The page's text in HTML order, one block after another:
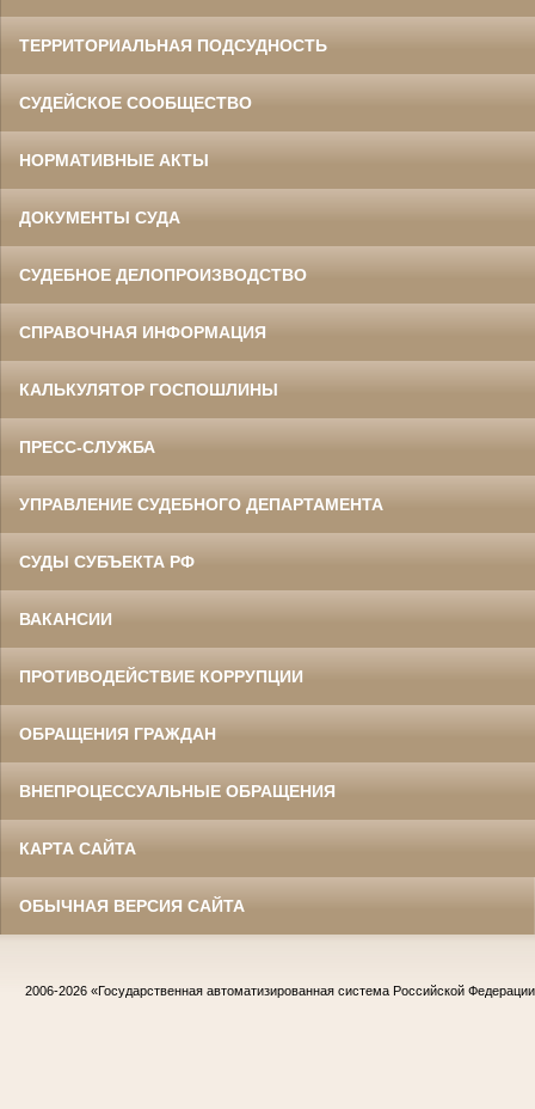
ТЕРРИТОРИАЛЬНАЯ ПОДСУДНОСТЬ
СУДЕЙСКОЕ СООБЩЕСТВО
НОРМАТИВНЫЕ АКТЫ
ДОКУМЕНТЫ СУДА
СУДЕБНОЕ ДЕЛОПРОИЗВОДСТВО
СПРАВОЧНАЯ ИНФОРМАЦИЯ
КАЛЬКУЛЯТОР ГОСПОШЛИНЫ
ПРЕСС-СЛУЖБА
УПРАВЛЕНИЕ СУДЕБНОГО ДЕПАРТАМЕНТА
СУДЫ СУБЪЕКТА РФ
ВАКАНСИИ
ПРОТИВОДЕЙСТВИЕ КОРРУПЦИИ
ОБРАЩЕНИЯ ГРАЖДАН
ВНЕПРОЦЕССУАЛЬНЫЕ ОБРАЩЕНИЯ
КАРТА САЙТА
ОБЫЧНАЯ ВЕРСИЯ САЙТА
2006-2026 «Государственная автоматизированная система Российской